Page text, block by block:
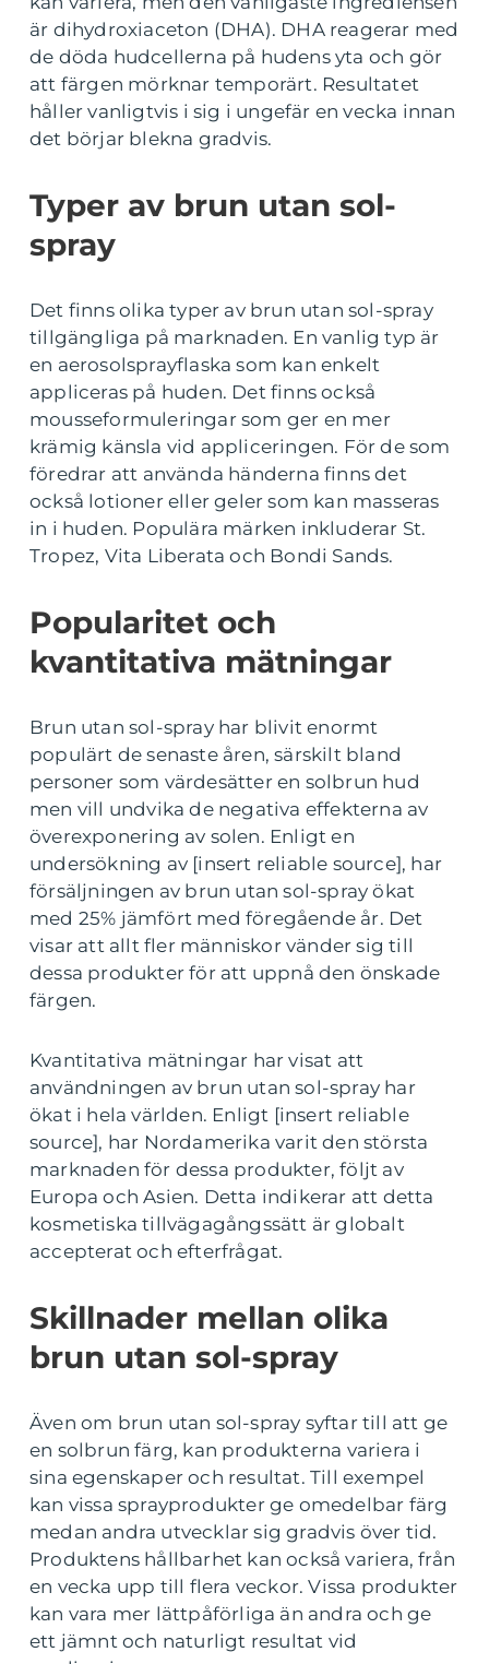
är dihydroxiaceton (DHA). DHA reagerar med
de döda hudcellerna på hudens yta och gör
att färgen mörknar temporärt. Resultatet
håller vanligtvis i sig i ungefär en vecka innan
det börjar blekna gradvis.
Typer av brun utan sol-
spray
Det finns olika typer av brun utan sol-spray
tillgängliga på marknaden. En vanlig typ är
en aerosolsprayflaska som kan enkelt
appliceras på huden. Det finns också
mousseformuleringar som ger en mer
krämig känsla vid appliceringen. För de som
föredrar att använda händerna finns det
också lotioner eller geler som kan masseras
in i huden. Populära märken inkluderar St.
Tropez, Vita Liberata och Bondi Sands.
Popularitet och
kvantitativa mätningar
Brun utan sol-spray har blivit enormt
populärt de senaste åren, särskilt bland
personer som värdesätter en solbrun hud
men vill undvika de negativa effekterna av
överexponering av solen. Enligt en
undersökning av [insert reliable source], har
försäljningen av brun utan sol-spray ökat
med 25% jämfört med föregående år. Det
visar att allt fler människor vänder sig till
dessa produkter för att uppnå den önskade
färgen.
Kvantitativa mätningar har visat att
användningen av brun utan sol-spray har
ökat i hela världen. Enligt [insert reliable
source], har Nordamerika varit den största
marknaden för dessa produkter, följt av
Europa och Asien. Detta indikerar att detta
kosmetiska tillvägagångssätt är globalt
accepterat och efterfrågat.
Skillnader mellan olika
brun utan sol-spray
Även om brun utan sol-spray syftar till att ge
en solbrun färg, kan produkterna variera i
sina egenskaper och resultat. Till exempel
kan vissa sprayprodukter ge omedelbar färg
medan andra utvecklar sig gradvis över tid.
Produktens hållbarhet kan också variera, från
en vecka upp till flera veckor. Vissa produkter
kan vara mer lättpåförliga än andra och ge
ett jämnt och naturligt resultat vid